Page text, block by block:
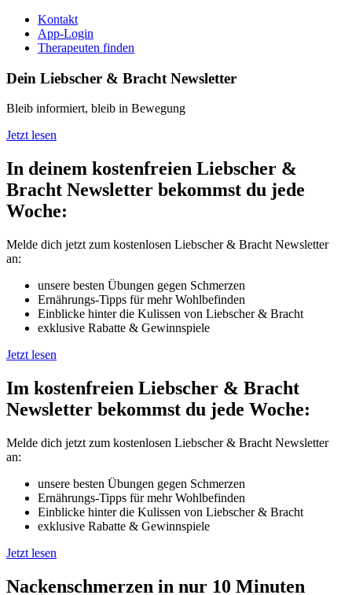
Kontakt
App-Login
Therapeuten finden
Dein Liebscher & Bracht Newsletter
Bleib informiert, bleib in Bewegung
Jetzt lesen
In deinem kostenfreien Liebscher &
Bracht Newsletter bekommst du jede
Woche:
Melde dich jetzt zum kostenlosen Liebscher & Bracht Newsletter
an:
unsere besten Übungen gegen Schmerzen
Ernährungs-Tipps für mehr Wohlbefinden
Einblicke hinter die Kulissen von Liebscher & Bracht
exklusive Rabatte & Gewinnspiele
Jetzt lesen
Im kostenfreien Liebscher & Bracht
Newsletter bekommst du jede Woche:
Melde dich jetzt zum kostenlosen Liebscher & Bracht Newsletter
an:
unsere besten Übungen gegen Schmerzen
Ernährungs-Tipps für mehr Wohlbefinden
Einblicke hinter die Kulissen von Liebscher & Bracht
exklusive Rabatte & Gewinnspiele
Jetzt lesen
Nackenschmerzen in nur 10 Minuten